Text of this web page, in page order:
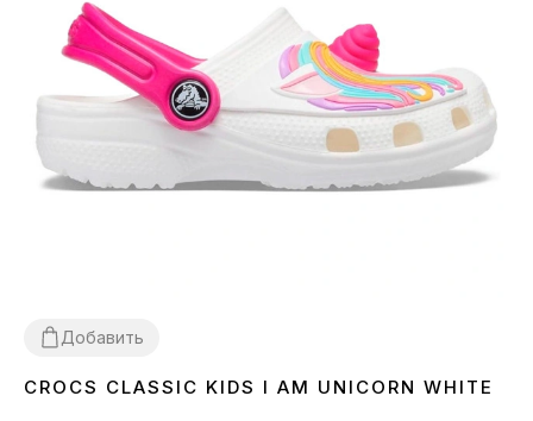
Добавить
252629 30313233 3435
CROCS CLASSIC KIDS I AM UNICORN WHITE